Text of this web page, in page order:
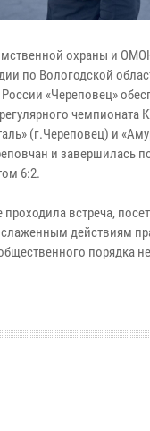
охраны и
по Вологодской
«Череповец»
чемпионата
(г.Череповец) и
и завершилась
6:2.
встреча,
слаженным действиям
порядка